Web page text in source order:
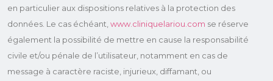
en particulier aux dispositions relatives à la protection des
données. Le cas échéant, www.cliniquelariou.com se réserve
également la possibilité de mettre en cause la responsabilité
civile et/ou pénale de l’utilisateur, notamment en cas de
message à caractère raciste, injurieux, diffamant, ou